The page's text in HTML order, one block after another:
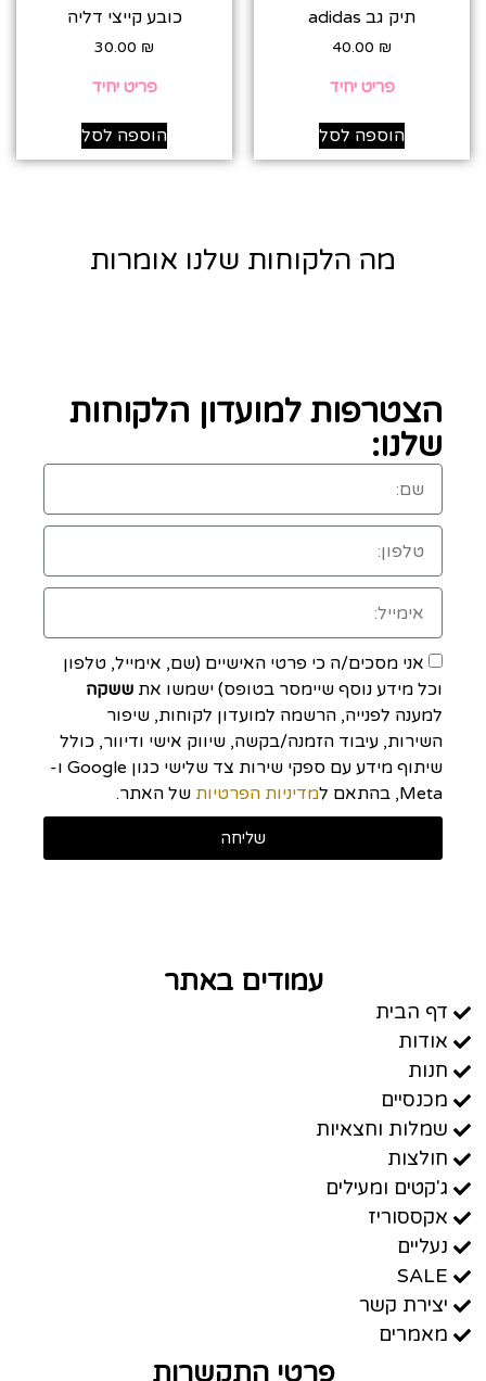
תיק גב adidas
40.00 ₪
פריט יחיד
הוספה לסל
כובע קייצי דליה
30.00 ₪
פריט יחיד
הוספה לסל
מה הלקוחות שלנו אומרות
הצטרפות למועדון הלקוחות
שלנו:
אני מסכים/ה כי פרטי האישיים (שם, אימייל, טלפון
וכל מידע נוסף שיימסר בטופס) ישמשו את ששקה
למענה לפנייה, הרשמה למועדון לקוחות, שיפור
השירות, עיבוד הזמנה/בקשה, שיווק אישי ודיוור, כולל
שיתוף מידע עם ספקי שירות צד שלישי כגון Google ו-
Meta, בהתאם ל
מדיניות הפרטיות של האתר.
שליחה
עמודים באתר
דף הבית
אודות
חנות
מכנסיים
שמלות וחצאיות
חולצות
ג'קטים ומעילים
אקססוריז
נעליים
SALE
יצירת קשר
מאמרים
פרטי התקשרות